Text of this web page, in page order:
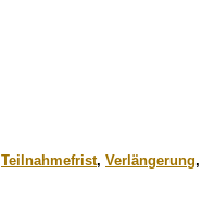
Teilnahmefrist, Verlängerung,